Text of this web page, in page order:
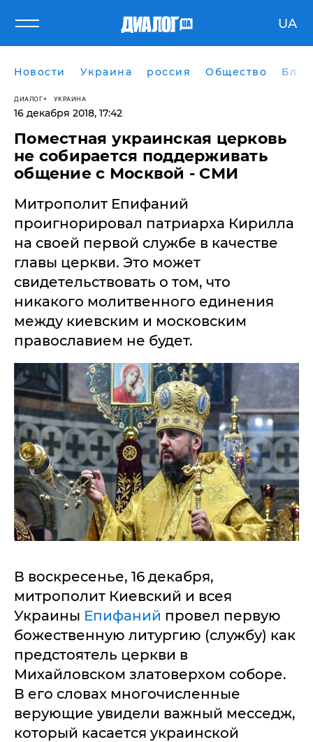
UA
Новости Украина россия Общество
ДИАЛОГ УКРАИНА
16 декабря 2018, 17:42
Поместная украинская церковь
не собирается поддерживать
общение с Москвой - СМИ
Митрополит Епифаний
проигнорировал патриарха Кирилла
на своей первой службе в качестве
главы церкви. Это может
свидетельствовать о том, что
никакого молитвенного единения
между киевским и московским
православием не будет.
В воскресенье, 16 декабря,
митрополит Киевский и всея
Украины Епифаний провел первую
божественную литургию (службу) как
предстоятель церкви в
Михайловском златоверхом соборе.
В его словах многочисленные
верующие увидели важный месседж,
который касается украинской